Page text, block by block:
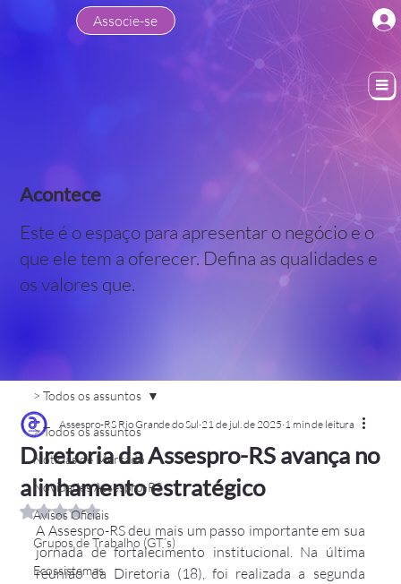
Associe-se
Acontece
Este é o espaço para apresentar o negócio e o
que ele tem a oferecer. Defina as qualidades e
os valores que.
> Todos os assuntos
Notícias de Mercado
Novidades Assespro-RS
Avisos Oficiais
Grupos de Trabalho (GT´s)
Ecossistemas
> Todos os assuntos
Diretoria da Assespro-RS avança no
alinhamento estratégico
Assespro-RS Rio Grande do Sul 21 de jul. de 2025 1 min de leitura
Avaliado com NaN de 5 estrelas.
A Assespro-RS deu mais um passo importante em sua
jornada de fortalecimento institucional. Na última
reunião da Diretoria (18), foi realizada a segunda